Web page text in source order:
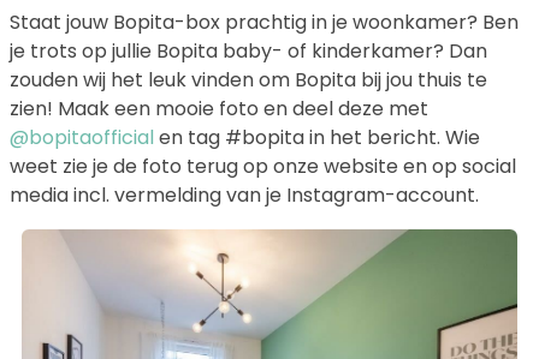
Staat jouw Bopita-box prachtig in je woonkamer? Ben
je trots op jullie Bopita baby- of kinderkamer? Dan
zouden wij het leuk vinden om Bopita bij jou thuis te
zien! Maak een mooie foto en deel deze met
@bopitaofficial en tag #bopita in het bericht. Wie
weet zie je de foto terug op onze website en op social
media incl. vermelding van je Instagram-account.